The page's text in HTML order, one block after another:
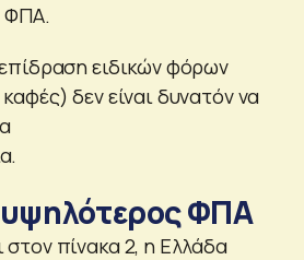
ΦΠΑ.
ειδικών φόρων
δεν είναι δυνατόν να
ΦΠΑ
πίνακα 2, η Ελλάδα